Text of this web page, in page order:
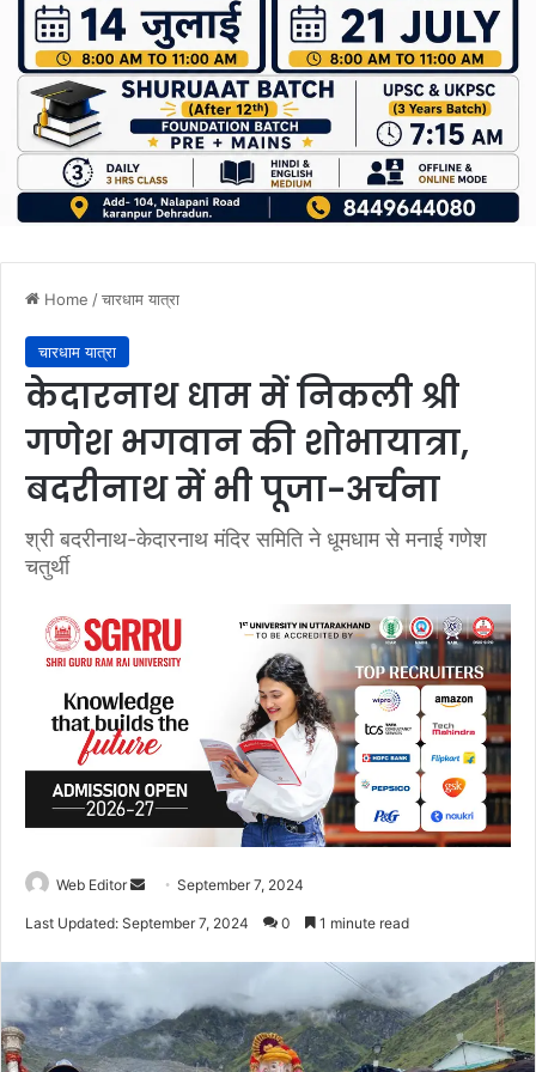
Home /चारधाम यात्रा
चारधाम यात्रा
केदारनाथ धाम में निकली श्री
गणेश भगवान की शोभायात्रा,
बदरीनाथ में भी पूजा-अर्चना
श्री बदरीनाथ-केदारनाथ मंदिर समिति ने धूमधाम से मनाई गणेश
चतुर्थी
Web Editor
n
e
September 7, 2024
Last Updated: September 7, 2024 0 1 minute read